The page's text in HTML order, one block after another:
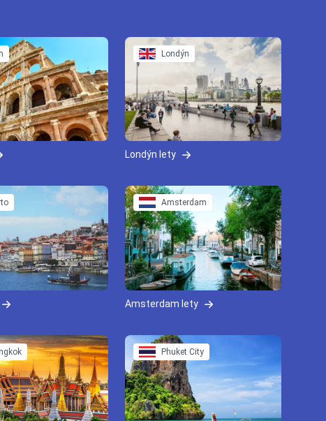
Londýn
Londýn lety
Amsterdam
Amsterdam lety
Phuket City